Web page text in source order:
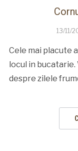
13/11/
Cele mai placute
locul in
despre zilele